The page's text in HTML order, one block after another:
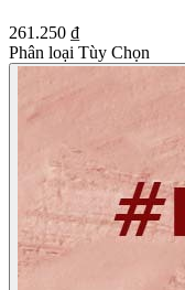
261.250 ₫
Phân loại Tùy Chọn